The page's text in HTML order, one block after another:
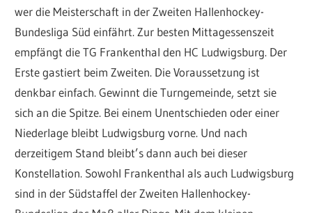
wer die Meisterschaft in der Zweiten Hallenhockey-
Bundesliga Süd einfährt. Zur besten Mittagessenszeit
empfängt die TG Frankenthal den HC Ludwigsburg. Der
Erste gastiert beim Zweiten. Die Voraussetzung ist
denkbar einfach. Gewinnt die Turngemeinde, setzt sie
sich an die Spitze. Bei einem Unentschieden oder einer
Niederlage bleibt Ludwigsburg vorne. Und nach
derzeitigem Stand bleibt’s dann auch bei dieser
Konstellation. Sowohl Frankenthal als auch Ludwigsburg
sind in der Südstaffel der Zweiten Hallenhockey-